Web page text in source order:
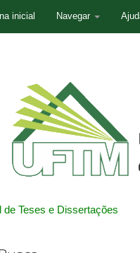
inicial Navegar
de Teses e Dissertações